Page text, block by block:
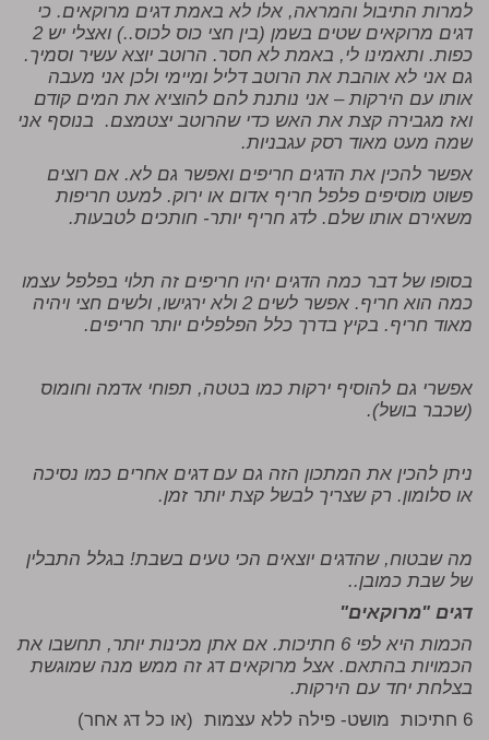
למרות התיבול והמראה, אלו לא באמת דגים מרוקאים. כי
דגים מרוקאים שטים בשמן (בין חצי כוס לכוס..) ואצלי יש 2
כפות. ותאמינו לי, באמת לא חסר. הרוטב יוצא עשיר וסמיך.
גם אני לא אוהבת את הרוטב דליל ומיימי ולכן אני מעבה
אותו עם הירקות – אני נותנת להם להוציא את המים קודם
ואז מגבירה קצת את האש כדי שהרוטב יצטמצם. בנוסף אני
שמה מעט מאוד רסק עגבניות.
אפשר להכין את הדגים חריפים ואפשר גם לא. אם רוצים
פשוט מוסיפים פלפל חריף אדום או ירוק. למעט חריפות
משאירם אותו שלם. לדג חריף יותר- חותכים לטבעות.
בסופו של דבר כמה הדגים יהיו חריפים זה תלוי בפלפל עצמו
כמה הוא חריף. אפשר לשים 2 ולא ירגישו, ולשים חצי ויהיה
מאוד חריף. בקיץ בדרך כלל הפלפלים יותר חריפים.
אפשרי גם להוסיף ירקות כמו בטטה, תפוחי אדמה וחומוס
(שכבר בושל).
ניתן להכין את המתכון הזה גם עם דגים אחרים כמו נסיכה
או סלומון. רק שצריך לבשל קצת יותר זמן.
מה שבטוח, שהדגים יוצאים הכי טעים בשבת! בגלל התבלין
של שבת כמובן..
דגים "מרוקאים"
הכמות היא לפי 6 חתיכות. אם אתן מכינות יותר, תחשבו את
הכמויות בהתאם. אצל מרוקאים דג זה ממש מנה שמוגשת
בצלחת יחד עם הירקות.
6 חתיכות מושט- פילה ללא עצמות (או כל דג אחר)